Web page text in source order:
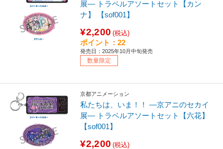
展― トラベルアソートセット【カン
ナ】 【sof001】
¥2,200 (税込)
ポイント：22
発売日：2025年10月中旬発売
数量限定
京都アニメーション
私たちは、いま！！ ―京アニのセカイ
展― トラベルアソートセット【六花】
【sof001】
¥2,200 (税込)